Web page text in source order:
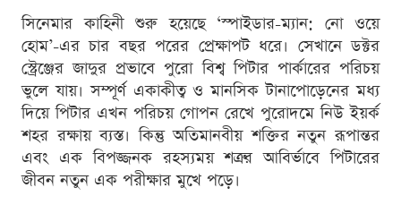
সিনেমার কাহিনী শুরু হয়েছে ‘স্পাইডার-ম্যান: নো ওয়ে
হোম’-এর চার বছর পরের প্রেক্ষাপট ধরে। সেখানে ডক্টর
স্ট্রেঞ্জের জাদুর প্রভাবে পুরো বিশ্ব পিটার পার্কারের পরিচয়
ভুলে যায়। সম্পূর্ণ একাকীত্ব ও মানসিক টানাপোড়েনের মধ্য
দিয়ে পিটার এখন পরিচয় গোপন রেখে পুরোদমে নিউ ইয়র্ক
শহর রক্ষায় ব্যস্ত। কিন্তু অতিমানবীয় শক্তির নতুন রূপান্তর
এবং এক বিপজ্জনক রহস্যময় শত্রুর আবির্ভাবে পিটারের
জীবন নতুন এক পরীক্ষার মুখে পড়ে।